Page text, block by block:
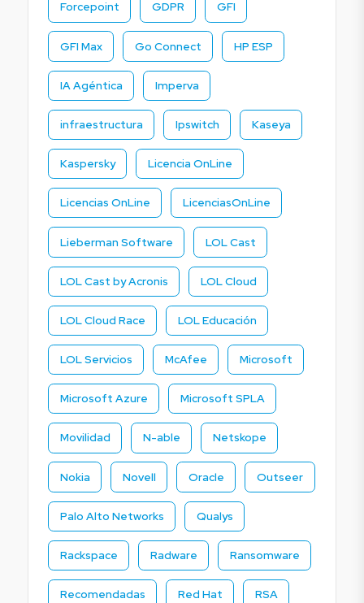
Forcepoint GDPR GFI
GFI Max Go Connect HP ESP
IA Agéntica Imperva
infraestructura Ipswitch Kaseya
Kaspersky Licencia OnLine
Licencias OnLine LicenciasOnLine
Lieberman Software LOL Cast
LOL Cast by Acronis LOL Cloud
LOL Cloud Race LOL Educación
LOL Servicios McAfee Microsoft
Microsoft Azure Microsoft SPLA
Movilidad N-able Netskope
Nokia Novell Oracle Outseer
Palo Alto Networks Qualys
Rackspace Radware Ransomware
Recomendadas Red Hat RSA